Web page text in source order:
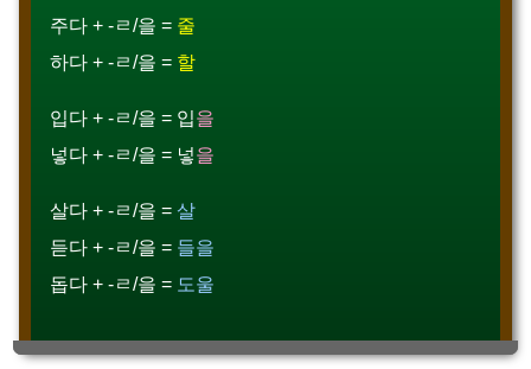
주다 + -ㄹ/을 = 줄
하다 + -ㄹ/을 = 할
입다 + -ㄹ/을 = 입을
넣다 + -ㄹ/을 = 넣을
살다 + -ㄹ/을 =살
듣다 + -ㄹ/을 = 들을
돕다 + -ㄹ/을 = 도울